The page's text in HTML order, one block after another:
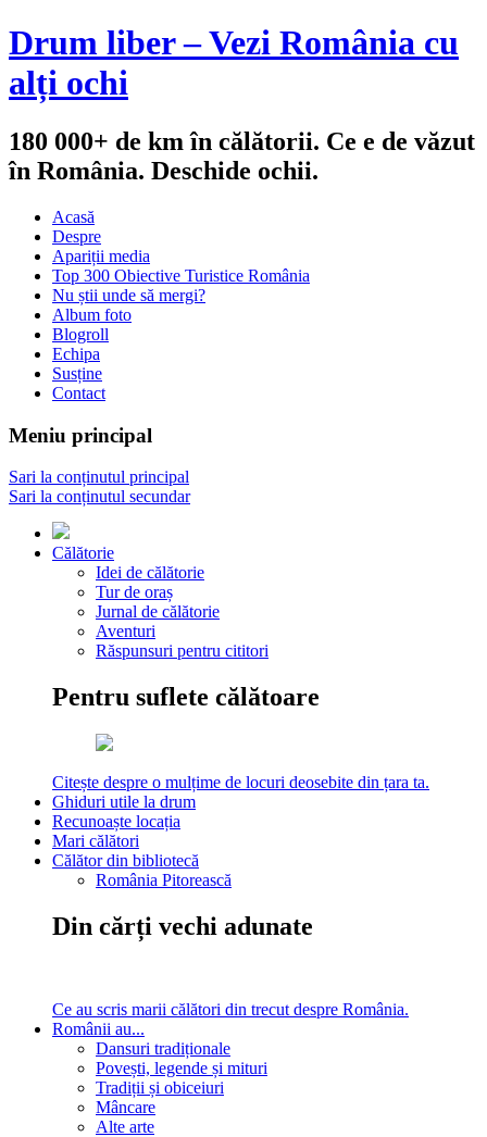
Drum liber – Vezi România cu
alți ochi
180 000+ de km în călătorii. Ce e de văzut
în România. Deschide ochii.
Acasă
Despre
Apariții media
Top 300 Obiective Turistice România
Nu știi unde să mergi?
Album foto
Blogroll
Echipa
Susține
Contact
Meniu principal
Sari la conținutul principal
Sari la conținutul secundar
Călătorie
Idei de călătorie
Tur de oraș
Jurnal de călătorie
Aventuri
Răspunsuri pentru cititori
Pentru suflete călătoare
Citește despre o mulțime de locuri deosebite din țara ta.
Ghiduri utile la drum
Recunoaște locația
Mari călători
Călător din bibliotecă
România Pitorească
Din cărți vechi adunate
Ce au scris marii călători din trecut despre România.
Românii au...
Dansuri tradiționale
Povești, legende și mituri
Tradiții și obiceiuri
Mâncare
Alte arte